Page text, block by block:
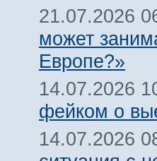
21.07.2026
может
Европе?»
14.07.2026
фейком о
14.07.2026